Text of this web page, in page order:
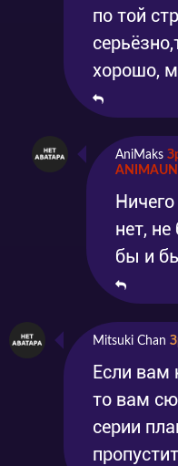
по той
хорошо,
AniMaks
нет,
бы и
Mitsuki Chan
Если вам
то вам
серии